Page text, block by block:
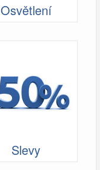
Osvětlení
Slevy